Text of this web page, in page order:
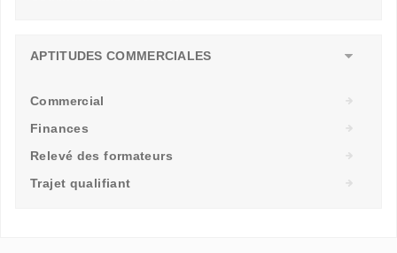
APTITUDES COMMERCIALES
Commercial
Finances
Relevé des formateurs
Trajet qualifiant